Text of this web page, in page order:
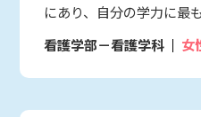
にあり、自分の学力に最
看護学部－看護学科
女